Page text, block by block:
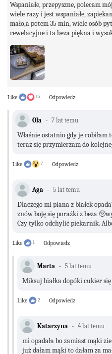
Wspaniałe, przepyszne, polecam
wiele razy i jest wspaniałe,
mało,a potem 35 min, wiele osób
rewelacyjne i ta beza piękna i
Like 15 Odpowiedz
Ola 7 lat temu
Właśnie ostatnio gdy je robiłam
teraz się przymierzam do
Like 7 Odpowiedz
Aga 5 lat temu
Dlaczego mi piana z białek
znów boję się porażki z beza
Czy tylko odchylić piekarnik.
Like 1 Odpowiedz
Marta 5 lat temu
Miksuj białka dopóki cukier
Like 2 Odpowiedz
Katarzyna 4 lat temu
mi opadała bo zamiast mąki
już dałam mąki to dałam za